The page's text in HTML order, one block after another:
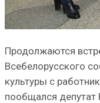
Продолжаются
Всебелорусского
культуры с
пообщался депутат